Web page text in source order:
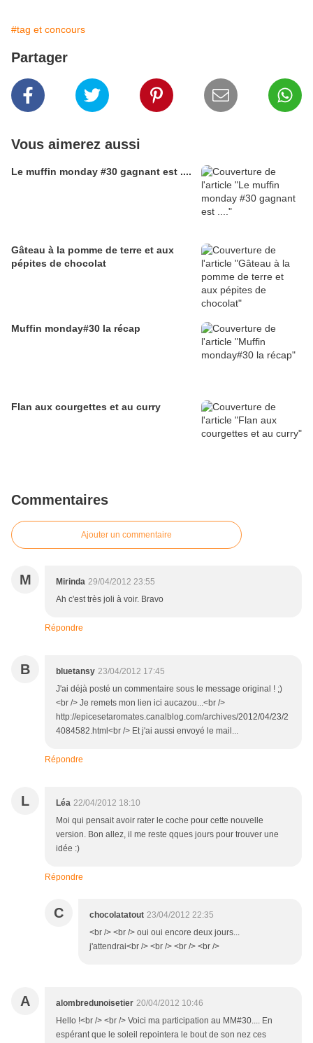
#tag et concours
Partager
Vous aimerez aussi
Le muffin monday #30 gagnant est ....
Gâteau à la pomme de terre et aux
pépites de chocolat
Muffin monday#30 la récap
Flan aux courgettes et au curry
Commentaires
Ajouter un commentaire
M Mirinda 29/04/2012 23:55
Ah c'est très joli à voir. Bravo
Répondre
B bluetansy 23/04/2012 17:45
J'ai déjà posté un commentaire sous le message original ! ;)
<br /> Je remets mon lien ici aucazou...<br />
http://epicesetaromates.canalblog.com/archives/2012/04/23/2
4084582.html<br /> Et j'ai aussi envoyé le mail...
Répondre
L Léa 22/04/2012 18:10
Moi qui pensait avoir rater le coche pour cette nouvelle
version. Bon allez, il me reste qques jours pour trouver une
idée :)
Répondre
C chocolatatout 23/04/2012 22:35
<br /> <br /> oui oui encore deux jours...
j'attendrai<br /> <br /> <br /> <br />
A alombredunoisetier 20/04/2012 10:46
Hello !<br /> <br /> Voici ma participation au MM#30.... En
espérant que le soleil repointera le bout de son nez ces